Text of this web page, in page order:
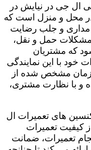
ال جی در نیایش در
در محل و منزل است که
و جلب رضایت
مشکلات حمل و نقل،
که مشتریان
خود با این نمایندگی
زمان مشخص شده از
با نظارت مشتری،
های تعمیرات ال
کیفیت تعمیرات
تعمیرات، ضمانت